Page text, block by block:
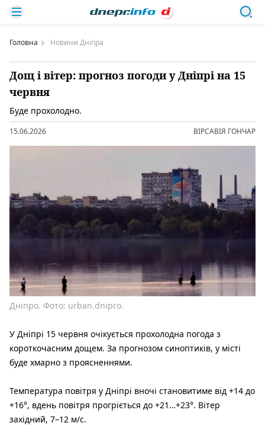
Головна Новини Дніпра
Дощ і вітер: прогноз погоди у Дніпрі на 15
червня
Буде прохолодно.
15.06.2026 ВІРСАВІЯ ГОНЧАР
Дніпро. Фото: urban.dnipro.
У Дніпрі 15 червня очікується прохолодна погода з
короткочасним дощем. За прогнозом синоптиків, у місті
буде хмарно з проясненнями.
Температура повітря у Дніпрі вночі становитиме від +14 до
+16°, вдень повітря прогріється до +21…+23°. Вітер
західний, 7–12 м/с.